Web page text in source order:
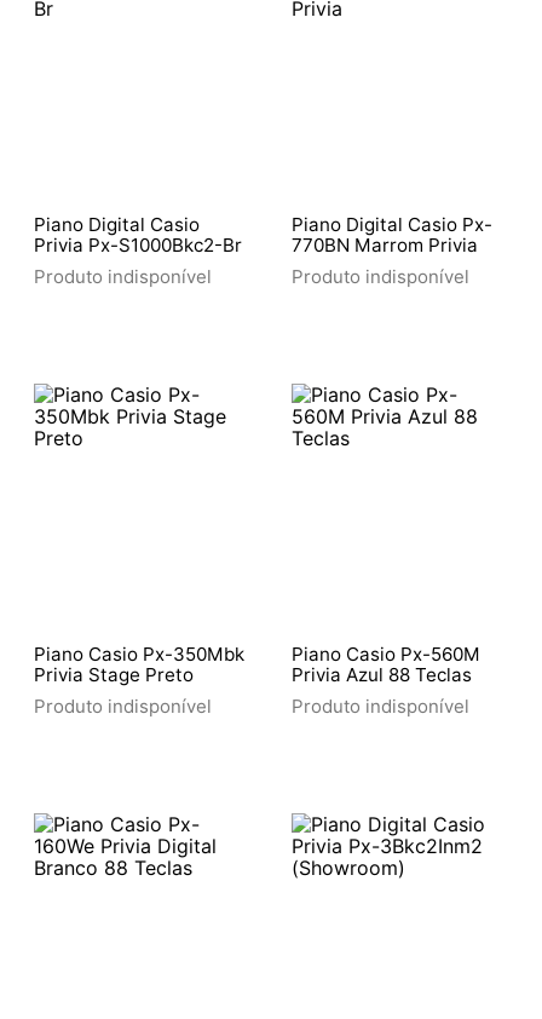
Piano Digital Casio
Privia Px-S1000Bkc2-Br
Produto indisponível
Piano Digital Casio Px-
770BN Marrom Privia
Produto indisponível
Piano Casio Px-350Mbk
Privia Stage Preto
Produto indisponível
Piano Casio Px-560M
Privia Azul 88 Teclas
Produto indisponível